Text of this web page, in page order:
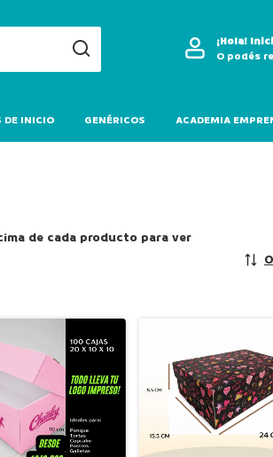
¡Hola!
O podés
DE INICIO GENÉRICOS ACADEMIA
de cada producto para ver